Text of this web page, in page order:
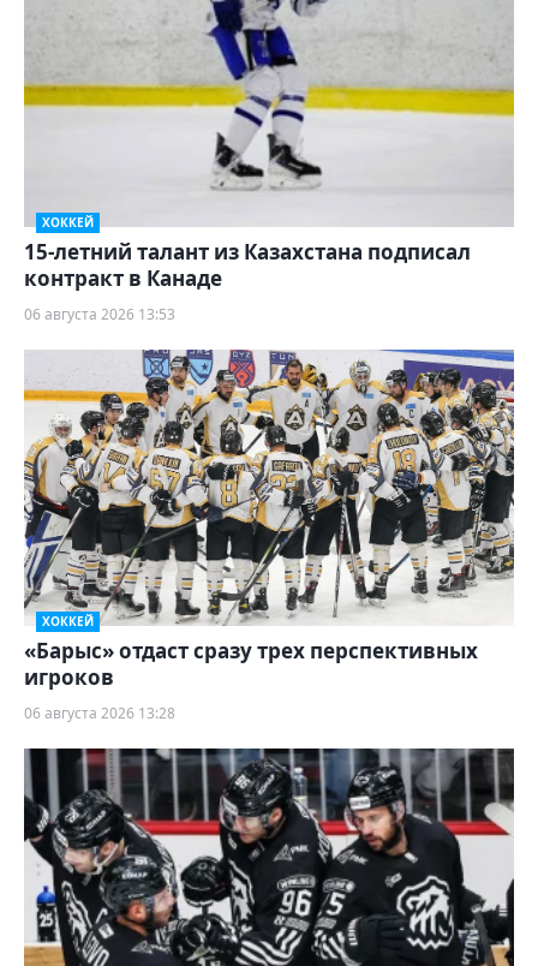
ХОККЕЙ
15-летний талант из Казахстана подписал
контракт в Канаде
06 августа 2026 13:53
ХОККЕЙ
«Барыс» отдаст сразу трех перспективных
игроков
06 августа 2026 13:28